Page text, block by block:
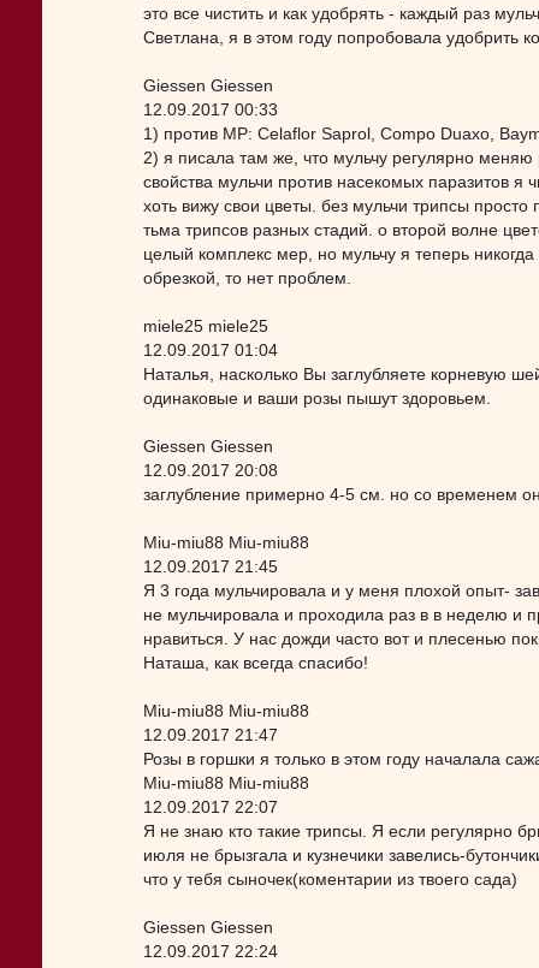
это все чистить и как удобрять - каждый раз
Светлана, я в этом году попробовала удобрить
Giessen Giessen
12.09.2017 00:33
1) против МР: Celaflor Saprol, Compo Duaxo,
2) я писала там же, что мульчу регулярно
свойства мульчи против насекомых паразитов
хоть вижу свои цветы. без мульчи трипсы
тьма трипсов разных стадий. о второй волне
целый комплекс мер, но мульчу я теперь
обрезкой, то нет проблем.
miele25 miele25
12.09.2017 01:04
Наталья, насколько Вы заглубляете корневую
одинаковые и ваши розы пышут здоровьем.
Giessen Giessen
12.09.2017 20:08
заглубление примерно 4-5 см. но со временем
Miu-miu88 Miu-miu88
12.09.2017 21:45
Я 3 года мульчировала и у меня плохой опыт-
не мульчировала и проходила раз в в неделю и
нравиться. У нас дожди часто вот и плесенью
Наташа, как всегда спасибо!
Miu-miu88 Miu-miu88
12.09.2017 21:47
Розы в горшки я только в этом году началала
Miu-miu88 Miu-miu88
12.09.2017 22:07
Я не знаю кто такие трипсы. Я если регулярно
июля не брызгала и кузнечики завелись-
что у тебя сыночек(коментарии из твоего сада)
Giessen Giessen
12.09.2017 22:24